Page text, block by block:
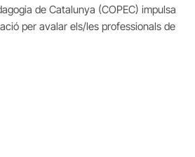
de Catalunya (COPEC) impulsa
per avalar els/les professionals de